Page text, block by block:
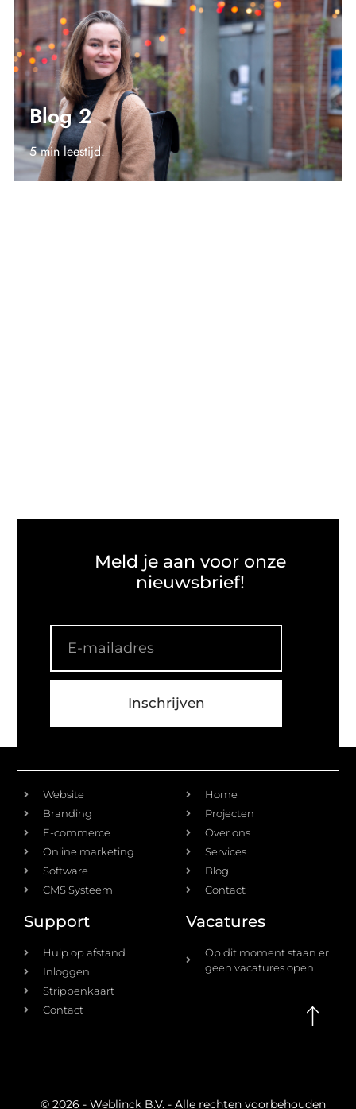
Blog 2
5 min leestijd.
Meld je aan voor onze
nieuwsbrief!
Inschrijven
Website
Branding
E-commerce
Online marketing
Software
CMS Systeem
Home
Projecten
Over ons
Services
Blog
Contact
Support
Hulp op afstand
Inloggen
Strippenkaart
Contact
Vacatures
Op dit moment staan er
geen vacatures open.
© 2026 - Weblinck B.V. - Alle rechten voorbehouden